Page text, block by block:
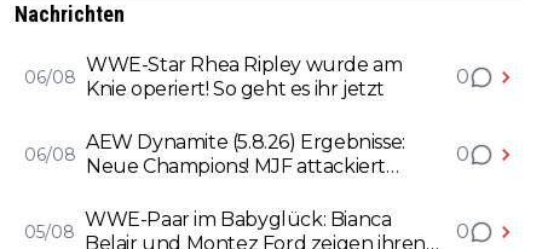
Nachrichten
06/08
WWE-Star Rhea Ripley wurde am
Knie operiert! So geht es ihr jetzt
0
06/08
AEW Dynamite (5.8.26) Ergebnisse:
Neue Champions! MJF attackiert
Fight!
0
05/08
WWE-Paar im Babyglück: Bianca
Belair und Montez Ford zeigen ihren
0